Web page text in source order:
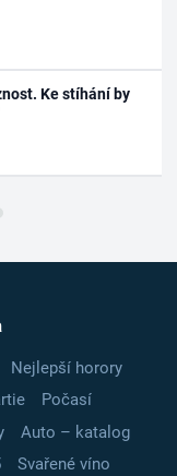
Ke stíhání by
Nejlepší horory
Počasí
Auto – katalog
Svařené víno